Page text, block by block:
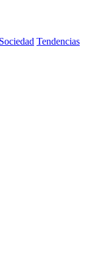
Sociedad Tendencias